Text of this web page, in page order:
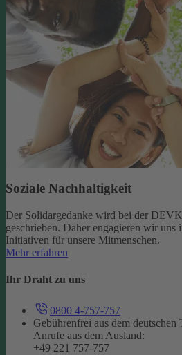
Soziale Nachhaltigkeit
Der Solidargedanke wird bei der
geschrieben. Daher engagieren wir uns
Initiativen für unsere Mitmenschen.
Mehr erfahren
Ihr Draht zu uns
0800 4-757-757
Gebührenfrei aus dem deutschen
Anrufe aus dem Ausland:
+49 221 757-757